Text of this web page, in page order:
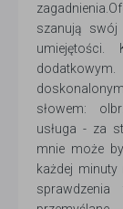
szanują
słowem:
usługa - za
mnie może
każdej minuty